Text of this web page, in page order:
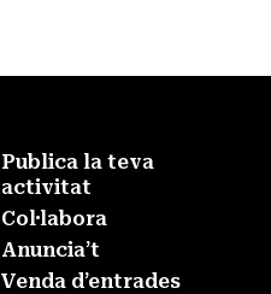
Publica la teva
activitat
Col·labora
Anuncia’t
Venda d’entrades